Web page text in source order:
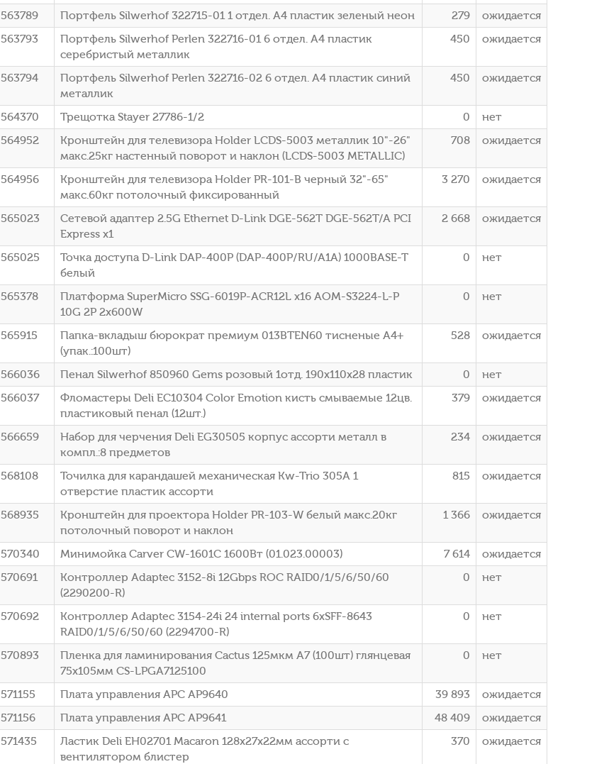
563789 Портфель Silwerhof 322715-01 1 отдел. A4 пластик зеленый неон 279
ожидается
563793
Портфель Silwerhof Perlen 322716-01 6 отдел. A4 пластик
серебристый металлик
450 ожидается
563794
Портфель Silwerhof Perlen 322716-02 6 отдел. A4 пластик синий
металлик
450 ожидается
564370 Трещотка Stayer 27786-1/2 0
нет
564952
Кронштейн для телевизора Holder LCDS-5003 металлик 10"-26"
макс.25кг настенный поворот и наклон (LCDS-5003 METALLIC)
708 ожидается
564956
Кронштейн для телевизора Holder PR-101-B черный 32"-65"
макс.60кг потолочный фиксированный
3 270 ожидается
565023
Сетевой адаптер 2.5G Ethernet D-Link DGE-562T DGE-562T/A PCI
Express x1
2 668 ожидается
565025
Точка доступа D-Link DAP-400P (DAP-400P/RU/A1A) 1000BASE-T
белый
0 нет
565378
Платформа SuperMicro SSG-6019P-ACR12L x16 AOM-S3224-L-P
10G 2P 2x600W
0 нет
565915
Папка-вкладыш бюрократ премиум 013BTEN60 тисненые A4+
(упак.:100шт)
528 ожидается
566036 Пенал Silwerhof 850960 Gems розовый 1отд. 190х110х28 пластик 0
нет
566037
Фломастеры Deli EC10304 Color Emotion кисть смываемые 12цв.
пластиковый пенал (12шт.)
379 ожидается
566659
Набор для черчения Deli EG30505 корпус ассорти металл в
компл.:8 предметов
234 ожидается
568108
Точилка для карандашей механическая Kw-Trio 305A 1
отверстие пластик ассорти
815 ожидается
568935
Кронштейн для проектора Holder PR-103-W белый макс.20кг
потолочный поворот и наклон
1 366 ожидается
570340 Минимойка Carver CW-1601C 1600Вт (01.023.00003) 7 614
ожидается
570691
Контроллер Adaptec 3152-8i 12Gbps ROC RAID0/1/5/6/50/60
(2290200-R)
0 нет
570692
Контроллер Adaptec 3154-24i 24 internal ports 6xSFF-8643
RAID0/1/5/6/50/60 (2294700-R)
0 нет
570893
Пленка для ламинирования Cactus 125мкм A7 (100шт) глянцевая
75x105мм CS-LPGA7125100
0 нет
571155 Плата управления APC AP9640 39 893
ожидается
571156
Плата управления APC AP9641 48 409
ожидается
571435
Ластик Deli EH02701 Macaron 128х27х22мм ассорти с
вентилятором блистер
370 ожидается